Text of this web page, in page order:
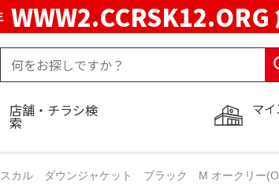
WWW2.CCRSK12.ORG
マ
店舗・チラシ検
索
ル ダウンジャケット ブラック M オークリー